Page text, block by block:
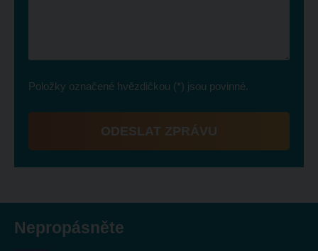
Položky označené hvězdičkou (*) jsou povinné.
ODESLAT ZPRÁVU
Nepropásněte